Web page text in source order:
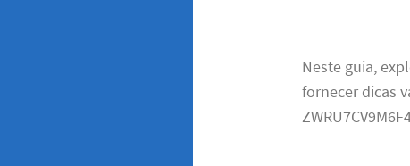
Neste guia,
fornecer dicas